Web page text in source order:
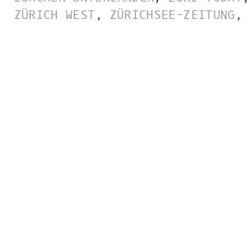
ZÜRICH WEST , ZÜRICHSEE-ZEITUNG ,